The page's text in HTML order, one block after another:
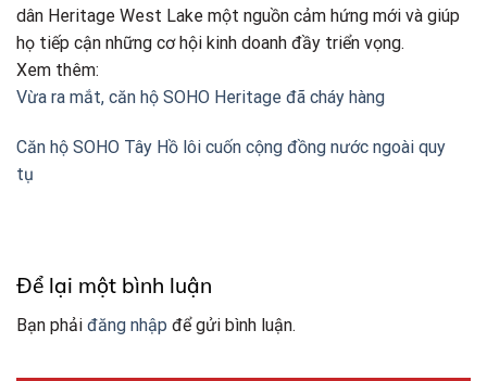
dân Heritage West Lake một nguồn cảm hứng mới và giúp
họ tiếp cận những cơ hội kinh doanh đầy triển vọng.
Xem thêm:
Vừa ra mắt, căn hộ SOHO Heritage đã cháy hàng
Căn hộ SOHO Tây Hồ lôi cuốn cộng đồng nước ngoài quy
tụ
Để lại một bình luận
Bạn phải đăng nhập để gửi bình luận.